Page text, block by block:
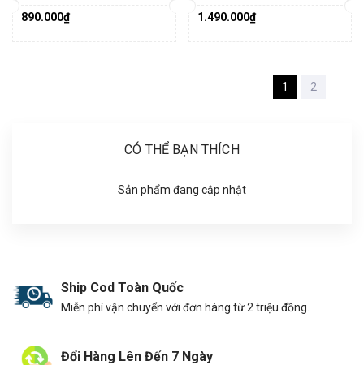
890.000₫
1.490.000₫
1 2
CÓ THỂ BẠN THÍCH
Sản phẩm đang cập nhật
Ship Cod Toàn Quốc
Miễn phí vận chuyển với đơn hàng từ 2 triệu đồng.
Đổi Hàng Lên Đến 7 Ngày